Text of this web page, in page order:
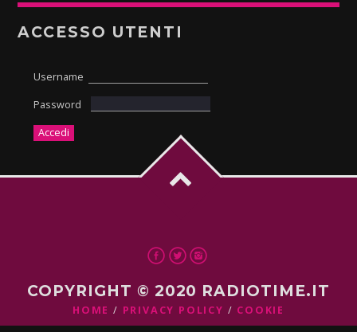
ACCESSO UTENTI
Username
Password
COPYRIGHT © 2020 RADIOTIME.IT
HOME PRIVACY POLICY COOKIE